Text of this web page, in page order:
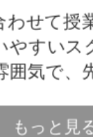
授業を
スクー
、先生方
見る